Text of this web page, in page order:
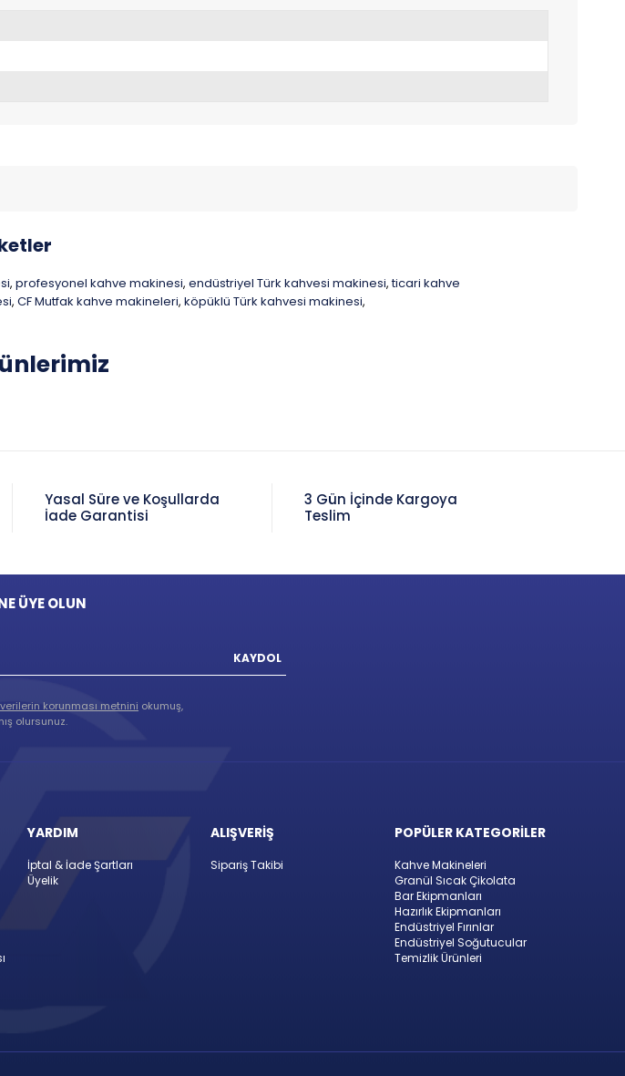
, profesyonel kahve makinesi, endüstriyel Türk kahvesi makinesi, ticari kahve
, CF Mutfak kahve makineleri, köpüklü Türk kahvesi makinesi,
Yasal Süre ve Koşullarda
İade Garantisi
3 Gün İçinde Kargoya
Teslim
ÜYE OLUN
KAYDOL
korunması metnini okumuş,
olursunuz.
YARDIM
İptal & İade Şartları
Üyelik
ALIŞVERİŞ
Sipariş Takibi
POPÜLER KATEGORİLER
Kahve Makineleri
Granül Sıcak Çikolata
Bar Ekipmanları
Hazırlık Ekipmanları
Endüstriyel Fırınlar
Endüstriyel Soğutucular
Temizlik Ürünleri